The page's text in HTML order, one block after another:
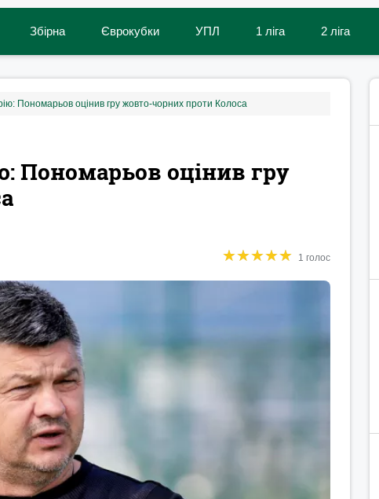
Збірна Єврокубки УПЛ 1 ліга 2 ліга
Пономарьов оцінив гру жовто-чорних проти Колоса
Пономарьов оцінив гру
★★★★★
★★★★★ 1 голос